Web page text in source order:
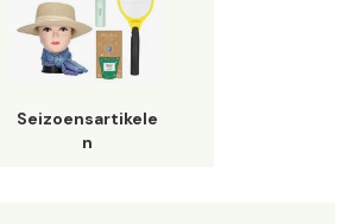
Seizoensartikele
n